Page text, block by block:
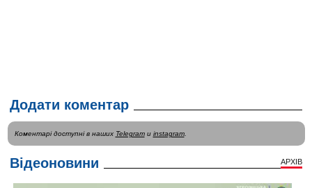
Додати коментар
Коментарі доступні в наших Telegramи instagram.
Відеоновини АРХІВ